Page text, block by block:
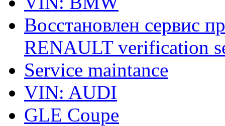
Восстановлен сервис
RENAULT verification
Service maintance
VIN: AUDI
GLE Coupe